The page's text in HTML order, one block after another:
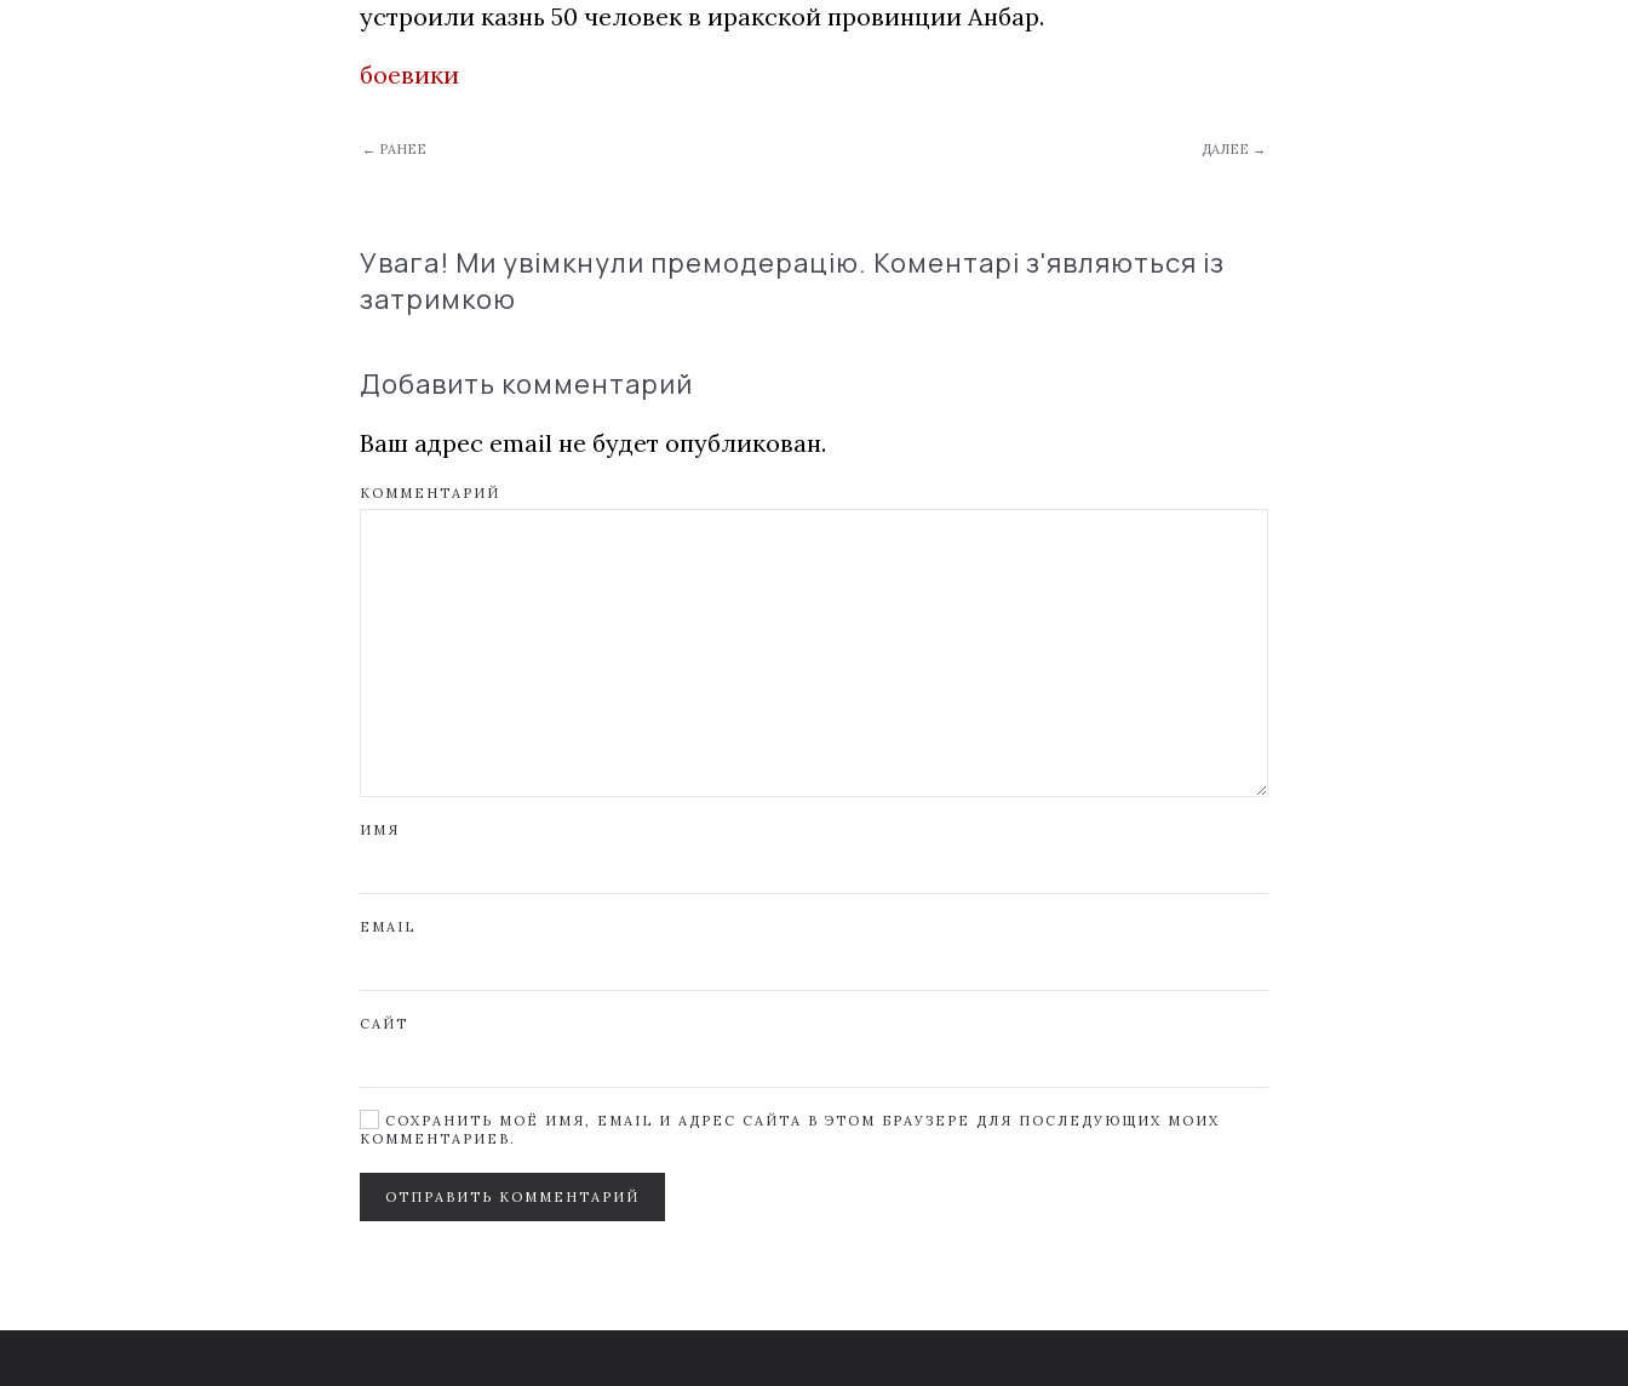
устроили казнь 50 человек в иракской провинции Анбар.
боевики
← РАНЕЕ ДАЛЕЕ →
Увага! Ми увімкнули премодерацію. Коментарі з'являються із
затримкою
Добавить комментарий
Ваш адрес email не будет опубликован.
КОММЕНТАРИЙ
ИМЯ
EMAIL
САЙТ
СОХРАНИТЬ МОЁ ИМЯ, EMAIL И АДРЕС САЙТА В ЭТОМ БРАУЗЕРЕ ДЛЯ ПОСЛЕДУЮЩИХ МОИХ
КОММЕНТАРИЕВ.
ОТПРАВИТЬ КОММЕНТАРИЙ